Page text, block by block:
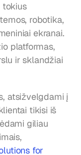
tokius
robotika,
ekranai.
platformas,
ir sklandžiai
atsižvelgdami į
tikisi iš
giliau
for